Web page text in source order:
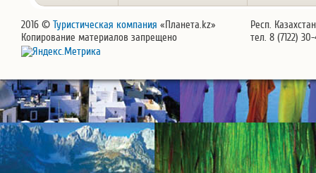
2016 © Туристическая компания «Планета.kz»
Копирование материалов запрещено
Респ.
тел. 8 (7122)